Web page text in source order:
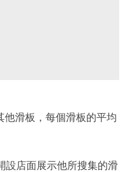
滑板，每個滑板的平均
店面展示他所搜集的滑